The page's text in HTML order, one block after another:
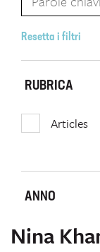
Resetta i filtri
RUBRICA
Articles
ANNO
Nina